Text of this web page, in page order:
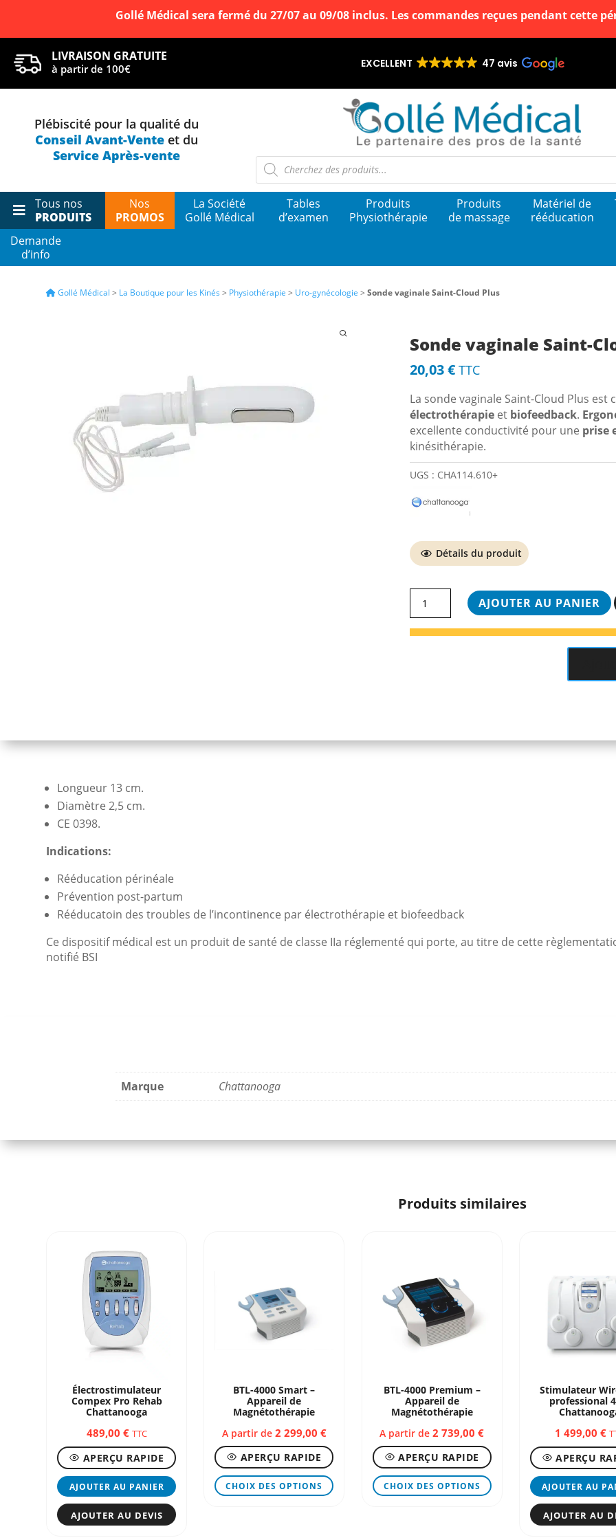
Gollé Médical sera fermé du 27/07 au 09/08 inclus. Les commandes reçues pendant cette
LIVRAISON GRATUITE
à partir de 100€ EXCELLENT 47 avis
Plébiscité pour la qualité du
Conseil Avant-Venteet du
Service Après-vente
Recherche
de
produits
Tous nos
PRODUITS
La Boutique de vente en ligne Gollé Médical
et les cabinets médicaux.
Livraison express
Nos
PROMOS
La Société
Gollé Médical
Tables
d’examen
Produits
Physiothérapie
Produits
de massage
Matériel de
rééducation
Demande
d’info
Gollé Médical > La Boutique pour les Kinés > Physiothérapie > Uro-gynécologie >Sonde vaginale Saint-Cloud Plus
Sonde vaginale Saint-
20,03€ TTC
La sonde vaginale Saint-Cloud Plus est
électrothérapieet biofeedback.
excellente conductivité pour une prise
kinésithérapie.
UGS : CHA114.610+
Détails du produit
Sonde
AJOUTER AU PANIER
Longueur 13 cm.
Diamètre 2,5 cm.
CE 0398.
Indications:
Rééducation périnéale
Prévention post-partum
Rééducatoin des troubles de l’incontinence par électrothérapie et biofeedback
Ce dispositif médical est un produit de santé de classe IIa réglementé qui porte, au titre de cette
notifié BSI
Marque Chattanooga
Produits similaires
Électrostimulateur
Compex Pro Rehab
Chattanooga
489,00 € TTC
APERÇU RAPIDE
AJOUTER AU PANIER
AJOUTER AU DEVIS
BTL-4000 Smart –
Appareil de
Magnétothérapie
A partir de 2 299,00 €
APERÇU RAPIDE
CHOIX DES OPTIONS
BTL-4000 Premium –
Appareil de
Magnétothérapie
A partir de2 739,00€
APERÇU RAPIDE
CHOIX DES OPTIONS
produit
Stimulateur
professional
1 499,00 €
APERÇU
AJOUTER AU
AJOUTER AU